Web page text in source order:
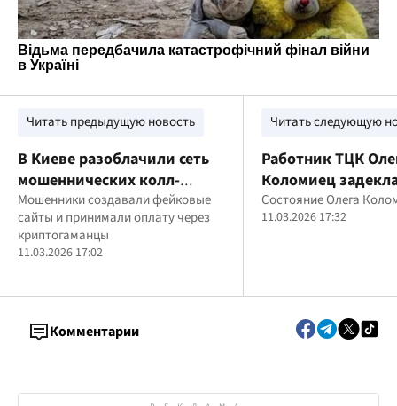
Читать предыдущую новость
В Киеве разоблачили сеть
мошеннических колл-
центров: аферисты
обманули украинцев почти
на 18 млн гривен
Мошенники создавали фейковые
сайты и принимали оплату через
криптогаманцы
11.03.2026 17:02
Читать следующую
Работник ТЦК
Коломиец
золото на 7,7 млн
значительные
Состояние Олега
11.03.2026 17:32
Комментарии